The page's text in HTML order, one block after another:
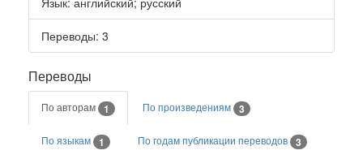
Переводы: 3
Переводы
По авторам 1 По произведениям 3
По языкам 1 По годам публикации переводов 3